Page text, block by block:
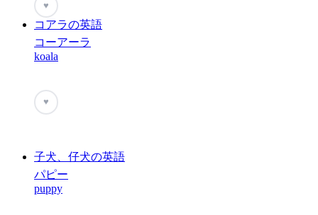
♥
コアラの英語
コーアーラ
koala
♥
子犬、仔犬の英語
パピー
puppy